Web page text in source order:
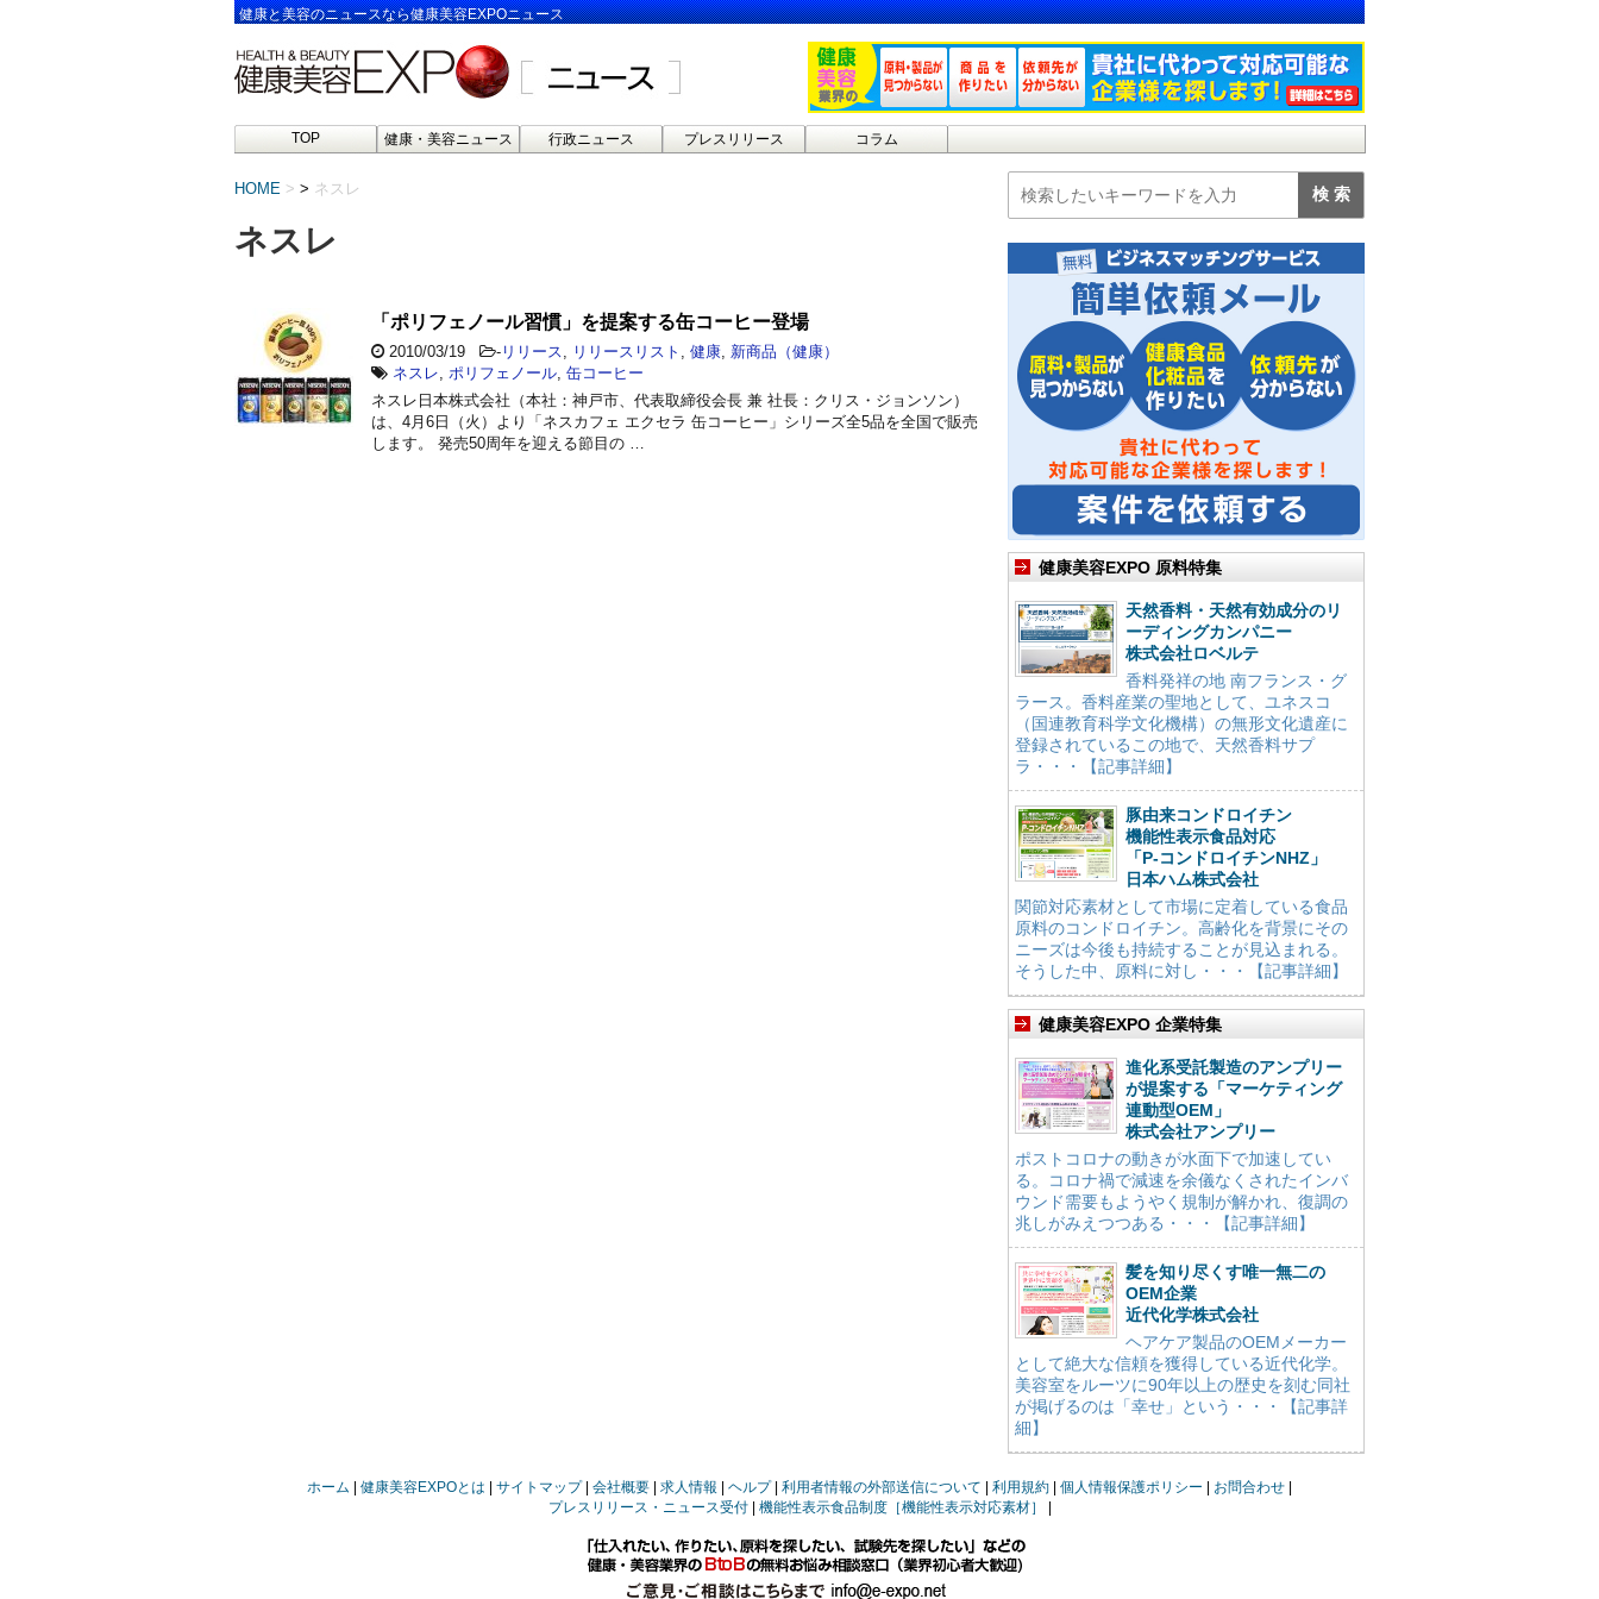
健康と美容のニュースなら健康美容EXPOニュース
TOP 健康・美容ニュース 行政ニュース プレスリリース コラム
HOME > ネスレ
ネスレ
「ポリフェノール習慣」を提案する缶コーヒー登場
2010/03/19 - リリース リリースリスト 健康 新商品（健康）
ネスレ
ポリフェノール 缶コーヒー
ネスレ日本株式会社（本社：神戸市、代表取締役会長 兼 社長：クリス・ジョンソン）
は、4月6日（火）より「ネスカフェ エクセラ 缶コーヒー」シリーズ全5品を全国で販売
します。 発売50周年を迎える節目の …
健康美容EXPO 原料特集
天然香料・天然有効成分のリ
ーディングカンパニー
株式会社ロベルテ
香料発祥の地 南フランス・グ
ラース。香料産業の聖地として、ユネスコ
（国連教育科学文化機構）の無形文化遺産に
登録されているこの地で、天然香料サプ
ラ・・・【記事詳細】
豚由来コンドロイチン
機能性表示食品対応
「P-コンドロイチンNHZ」
日本ハム株式会社
関節対応素材として市場に定着している食品
原料のコンドロイチン。高齢化を背景にその
ニーズは今後も持続することが見込まれる。
そうした中、原料に対し・・・【記事詳細】
健康美容EXPO 企業特集
進化系受託製造のアンプリー
が提案する「マーケティング
連動型OEM」
株式会社アンプリー
ポストコロナの動きが水面下で加速してい
る。コロナ禍で減速を余儀なくされたインバ
ウンド需要もようやく規制が解かれ、復調の
兆しがみえつつある・・・【記事詳細】
髪を知り尽くす唯一無二の
OEM企業
近代化学株式会社
ヘアケア製品のOEMメーカー
として絶大な信頼を獲得している近代化学。
美容室をルーツに90年以上の歴史を刻む同社
が掲げるのは「幸せ」という・・・【記事詳
細】
ホーム 健康美容EXPOとは サイトマップ 会社概要 求人情報 ヘルプ 利用者情報の外部送信について 利用規約 個人情報保護ポリシー
お問合わせ
プレスリリース・ニュース受付
機能性表示食品制度［機能性表示対応素材］